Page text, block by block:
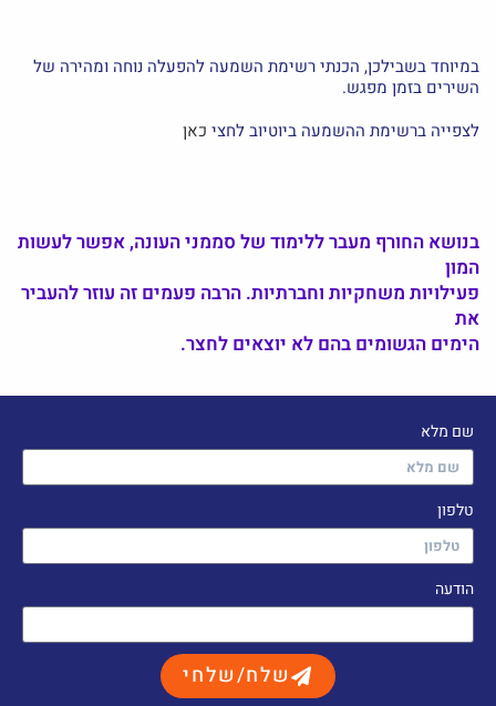
במיוחד בשבילכן, הכנתי רשימת השמעה להפעלה נוחה ומהירה של
השירים בזמן מפגש.
לצפייה ברשימת ההשמעה ביוטיוב לחצי כאן
בנושא החורף מעבר ללימוד של סממני העונה, אפשר לעשות
המון
פעילויות משחקיות וחברתיות. הרבה פעמים זה עוזר להעביר
את
הימים הגשומים בהם לא יוצאים לחצר.
שם מלא
טלפון
הודעה
שלח/שלחי